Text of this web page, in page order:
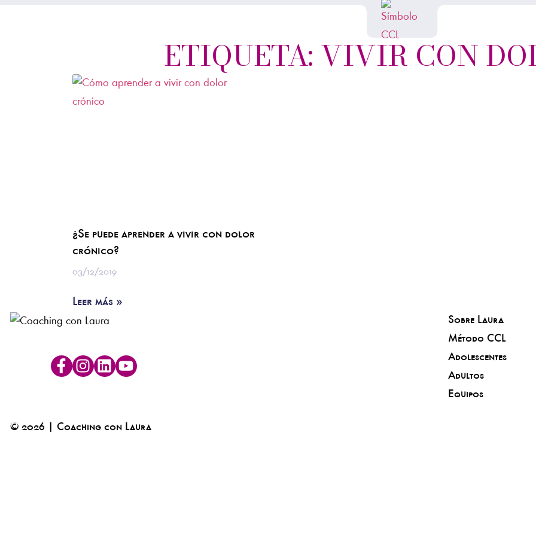
ETIQUETA: VIVIR CON
¿Se puede aprender a vivir con dolor
crónico?
03/12/2019
Leer más »
Sobre Laura
Método CCL
Adolescentes
Adultos
Equipos
© 2026 | Coaching con Laura